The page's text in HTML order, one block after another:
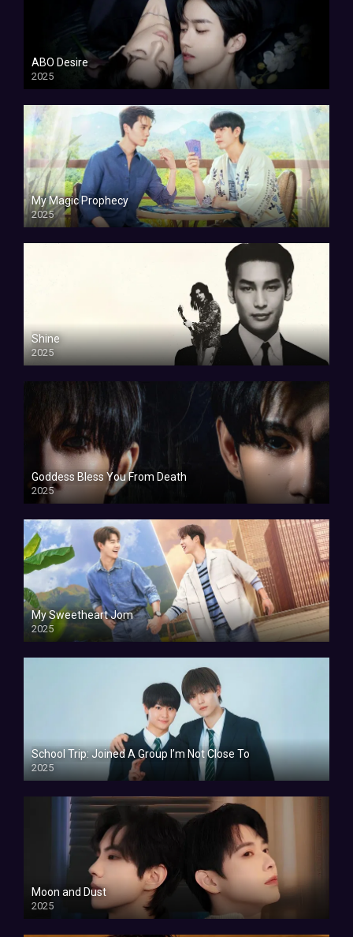
ABO Desire
2025
My Magic Prophecy
2025
Shine
2025
Goddess Bless You From Death
2025
My Sweetheart Jom
2025
School Trip: Joined A Group I’m Not Close To
2025
Moon and Dust
2025